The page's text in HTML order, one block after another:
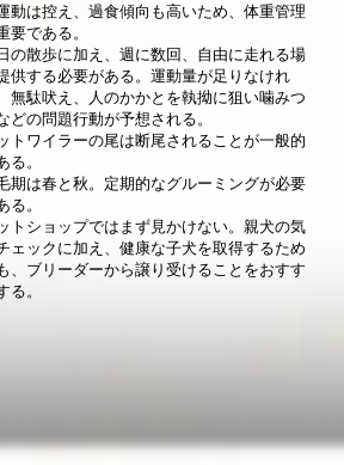
動は控え、過食傾向も高いため、体重管理
要である。
の散歩に加え、週に数回、自由に走れる場
供する必要がある。運動量が足りなけれ
無駄吠え、人のかかとを執拗に狙い噛みつ
どの問題行動が予想される。
トワイラーの尾は断尾されることが一般的
る。
期は春と秋。定期的なグルーミングが必要
る。
トショップではまず見かけない。親犬の気
ェックに加え、健康な子犬を取得するため
、ブリーダーから譲り受けることをおすす
る。